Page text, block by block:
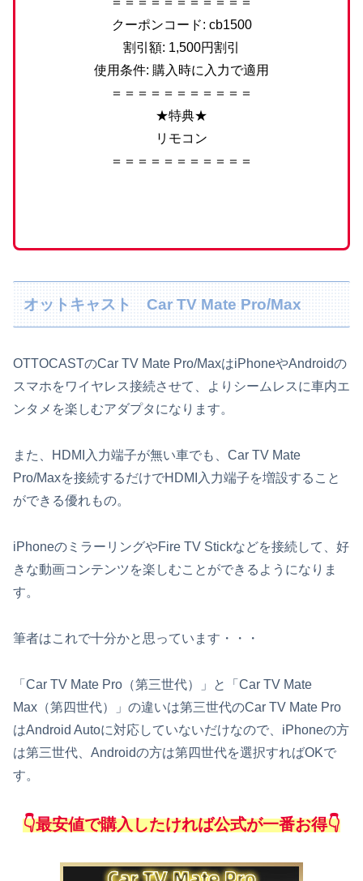
クーポンコード: cb1500
割引額: 1,500円割引
使用条件: 購入時に入力で適用
＝＝＝＝＝＝＝＝＝＝＝
★特典★
リモコン
＝＝＝＝＝＝＝＝＝＝＝
オットキャスト Car TV Mate Pro/Max
OTTOCASTのCar TV Mate Pro/MaxはiPhoneやAndroidの
スマホをワイヤレス接続させて、よりシームレスに車内エ
ンタメを楽しむアダプタになります。
また、HDMI入力端子が無い車でも、Car TV Mate
Pro/Maxを接続するだけでHDMI入力端子を増設すること
ができる優れもの。
iPhoneのミラーリングやFire TV Stickなどを接続して、好
きな動画コンテンツを楽しむことができるようになりま
す。
筆者はこれで十分かと思っています・・・
「Car TV Mate Pro（第三世代）」と「Car TV Mate
Max（第四世代）」の違いは第三世代のCar TV Mate Pro
はAndroid Autoに対応していないだけなので、iPhoneの方
は第三世代、Androidの方は第四世代を選択すればOKで
す。
👇最安値で購入したければ公式が一番お得👇